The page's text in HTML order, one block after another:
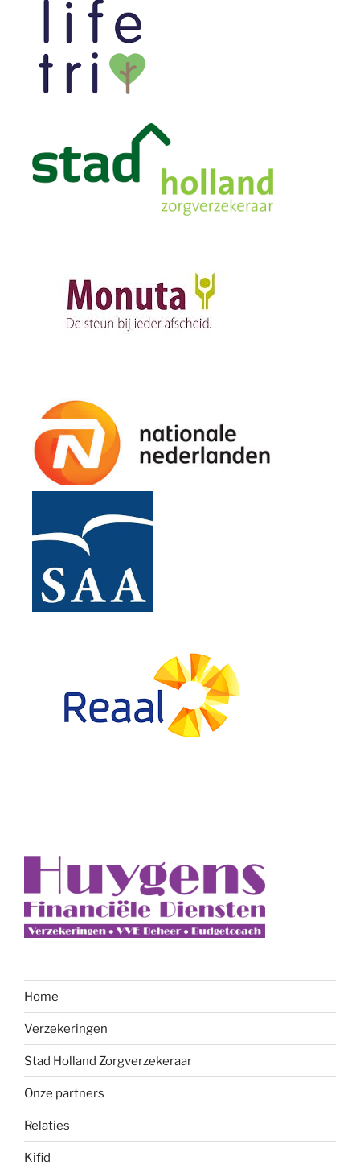
Home
Verzekeringen
Stad Holland Zorgverzekeraar
Onze partners
Relaties
Kifid